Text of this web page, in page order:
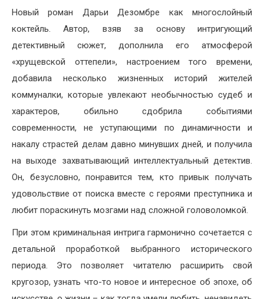
Новый роман Дарьи Дезомбре как многослойный
коктейль. Автор, взяв за основу интригующий
детективный сюжет, дополнила его атмосферой
«хрущевской оттепели», настроением того времени,
добавила несколько жизненных историй жителей
коммуналки, которые увлекают необычностью судеб и
характеров, обильно сдобрила событиями
современности, не уступающими по динамичности и
накалу страстей делам давно минувших дней, и получила
на выходе захватывающий интеллектуальный детектив.
Он, безусловно, понравится тем, кто привык получать
удовольствие от поиска вместе с героями преступника и
любит пораскинуть мозгами над сложной головоломкой.
При этом криминальная интрига гармонично сочетается с
детальной проработкой выбранного исторического
периода. Это позволяет читателю расширить свой
кругозор, узнать что-то новое и интересное об эпохе, об